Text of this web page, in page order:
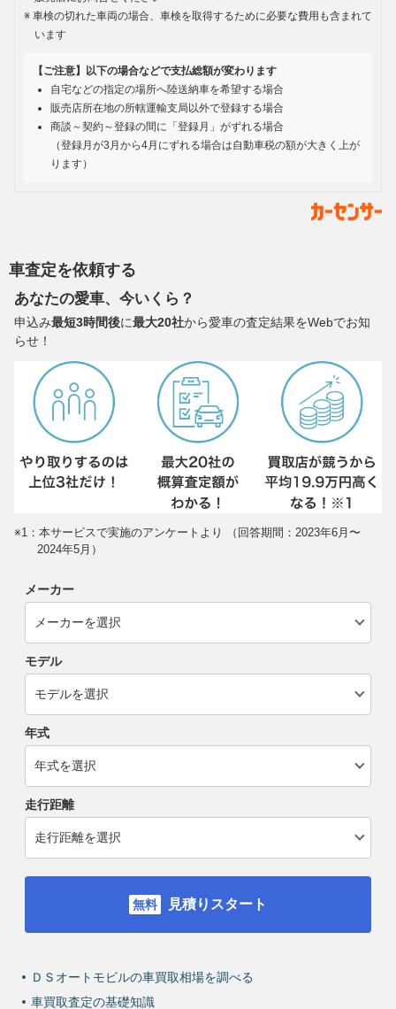
車検の切れた車両の場合、車検を取得するために必要な費用も含まれて
います
【ご注意】以下の場合などで支払総額が変わります
自宅などの指定の場所へ陸送納車を希望する場合
販売店所在地の所轄運輸支局以外で登録する場合
商談～契約～登録の間に「登録月」がずれる場合
（登録月が3月から4月にずれる場合は自動車税の額が大きく上が
ります）
車査定を依頼する
あなたの愛車、今いくら？
申込み最短3時間後に最大20社から愛車の査定結果をWebでお知
らせ！
※1：本サービスで実施のアンケートより （回答期間：2023年6月〜
2024年5月）
メーカー
モデル
年式
走行距離
見積りスタート
ＤＳオートモビルの車買取相場を調べる
車買取査定の基礎知識